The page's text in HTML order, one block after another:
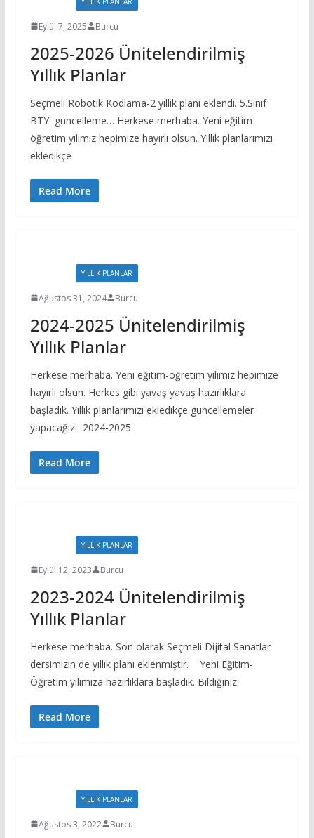
Eylül 7, 2025 Burcu
2025-2026 Ünitelendirilmiş
Yıllık Planlar
Seçmeli Robotik Kodlama-2 yıllık planı eklendi. 5.Sınıf
BTY güncelleme… Herkese merhaba. Yeni eğitim-
öğretim yılımız hepimize hayırlı olsun. Yıllık planlarımızı
ekledikçe
Read More
YILLIK PLANLAR
Ağustos 31, 2024 Burcu
2024-2025 Ünitelendirilmiş
Yıllık Planlar
Herkese merhaba. Yeni eğitim-öğretim yılımız hepimize
hayırlı olsun. Herkes gibi yavaş yavaş hazırlıklara
başladık. Yıllık planlarımızı ekledikçe güncellemeler
yapacağız. 2024-2025
Read More
YILLIK PLANLAR
Eylül 12, 2023 Burcu
2023-2024 Ünitelendirilmiş
Yıllık Planlar
Herkese merhaba. Son olarak Seçmeli Dijital Sanatlar
dersimizin de yıllık planı eklenmiştir. Yeni Eğitim-
Öğretim yılımıza hazırlıklara başladık. Bildiğiniz
Read More
YILLIK PLANLAR
Ağustos 3, 2022 Burcu